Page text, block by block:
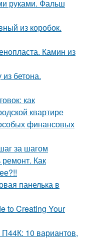
руками. Фальш
из коробок.
Камин из
из бетона.
как
квартире
финансовых
за шагом
ремонт. Как
панелька в
to Creating Your
10 вариантов,